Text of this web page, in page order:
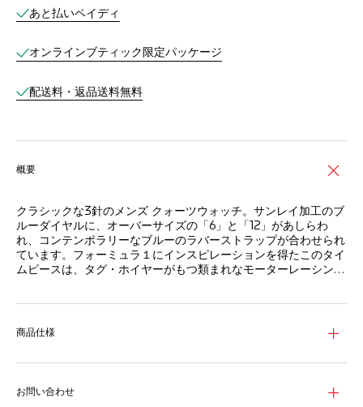
あと払いペイディ
オンラインブティック限定パッケージ
配送料・返品送料無料
概要
クラシックな3針のメンズ クォーツウォッチ。サンレイ加工のブ
ルーダイヤルに、オーバーサイズの「6」と「12」があしらわ
れ、コンテンポラリーなブルーのラバーストラップが合わせられ
ています。フォーミュラ１にインスピレーションを得たこのタイ
ムピースは、タグ・ホイヤーがもつ類まれなモーターレーシング
いています。
実現。耐久性の高いサファイアクリスタルでしっかりと守られて
商品仕様
お問い合わせ